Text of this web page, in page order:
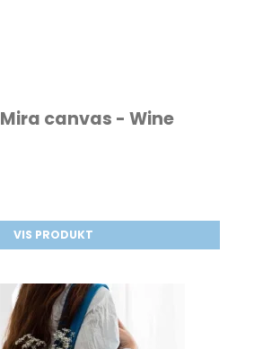
canvas - Wine
VIS PRODUKT